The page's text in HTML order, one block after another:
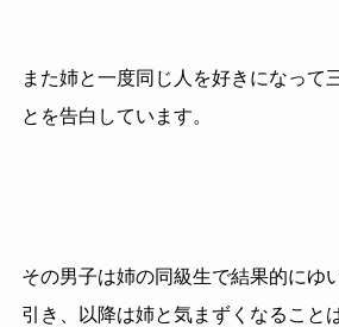
また姉と一度同じ人を好きになって
とを告白しています。
その男子は姉の同級生で結果的にゆ
引き、以降は姉と気まずくなること